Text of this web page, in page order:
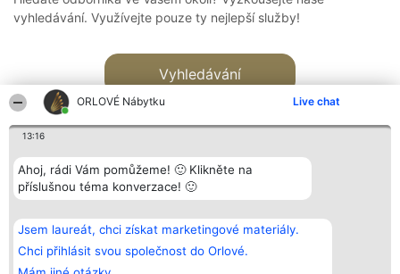
ORLOVÉ Nábytku Live chat
13:16
Ahoj, rádi Vám pomůžeme! 🙂 Klikněte na
příslušnou téma konverzace! 🙂
Jsem laureát, chci získat marketingové materiály.
Chci přihlásit svou společnost do Orlové.
vyhledávání. Využívejte pouze ty nejlepší služby!
Vyhledávání
Bright Side Solutions sp. z o.
o. sp. k.
ul. Ruska 22
Wrocław 50-079
KRS 0000749100 | Regon
Vítězové
Seznam všech
laureátů
Zásady
Kontakt